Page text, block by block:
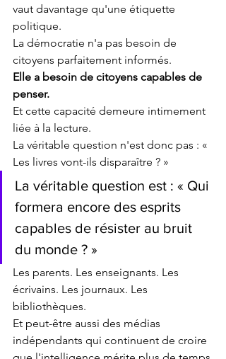
vaut davantage qu'une étiquette
politique.
La démocratie n'a pas besoin de
citoyens parfaitement informés.
Elle a besoin de citoyens capables de
penser.
Et cette capacité demeure intimement
liée à la lecture.
La véritable question n'est donc pas : «
Les livres vont-ils disparaître ? »
La véritable question est : « Qui
formera encore des esprits
capables de résister au bruit
du monde ? »
Les parents. Les enseignants. Les
écrivains. Les journaux. Les
bibliothèques.
Et peut-être aussi des médias
indépendants qui continuent de croire